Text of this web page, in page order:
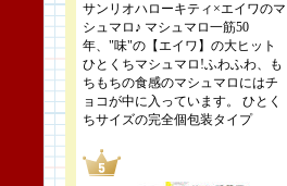
サンリオハローキティ×エイワのマ
シュマロ♪ マシュマロ一筋50
年、"味"の【エイワ】の大ヒット
ひとくちマシュマロ!ふわふわ、も
ちもちの食感のマシュマロにはチ
ョコが中に入っています。 ひとく
ちサイズの完全個包装タイプ